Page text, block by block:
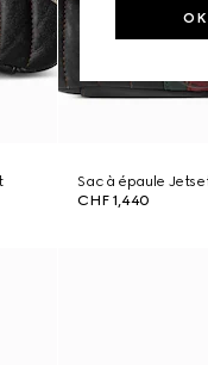
Sac à épaule
CHF 1,440
OK